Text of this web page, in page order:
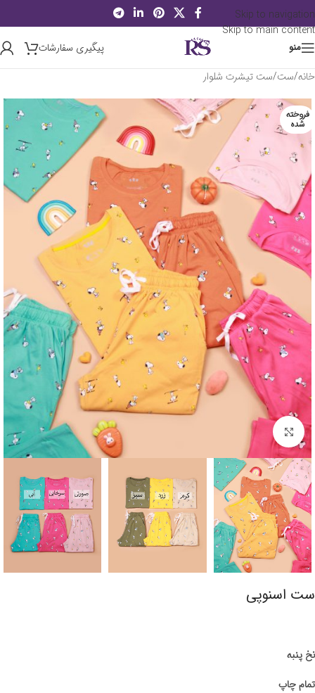
Skip to navigation
Skip to main content
منو
پیگیری سفارشات
خانه/ست/ست تیشرت شلوار
فروخته
شده
برای بزرگنمایی کلیک کنید
ست اسنوپی
نخ پنبه
تمام چاپ